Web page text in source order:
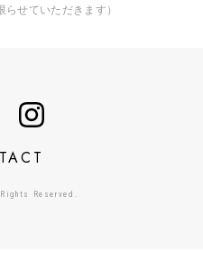
らせていただきます）
Reserved.